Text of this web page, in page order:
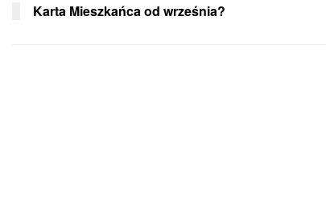
Karta Mieszkańca od września?